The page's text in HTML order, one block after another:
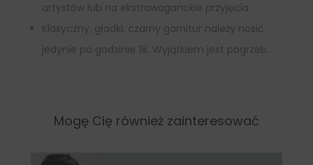
artystów lub na ekstrawaganckie przyjęcia.
Klasyczny, gładki, czarny garnitur należy nosić
jedynie po godzinie 18. Wyjątkiem jest pogrzeb.
Mogę Cię również zainteresować